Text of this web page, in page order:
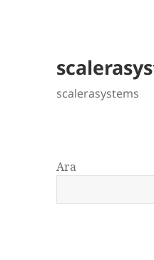
scalerasystems
Ara